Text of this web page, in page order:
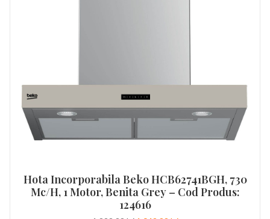
Hota Incorporabila Beko HCB62741BGH, 730
Mc/h, 1 Motor, Benita Grey – Cod Produs:
124616